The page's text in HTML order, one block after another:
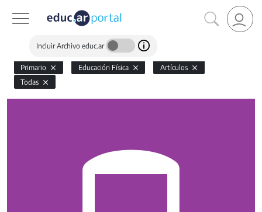
Incluir Archivo educ.ar
Primario Educación Física
Artículos
Todas